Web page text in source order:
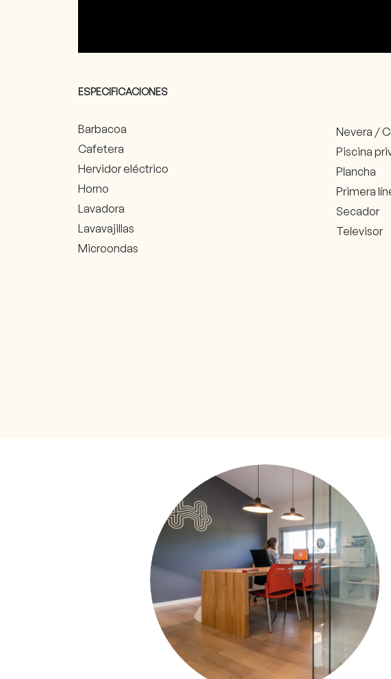
ESPECIFICACIONES
Barbacoa
Cafetera
Hervidor eléctrico
Horno
Lavadora
Lavavajillas
Microondas
Nevera /
Piscina
Plancha
Primera
Secador
Televisor